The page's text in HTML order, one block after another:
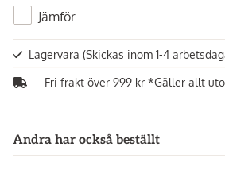
Jämför
Lagervara (Skickas inom 1-4
Fri frakt över 999 kr *Gäller allt
Andra har också beställt